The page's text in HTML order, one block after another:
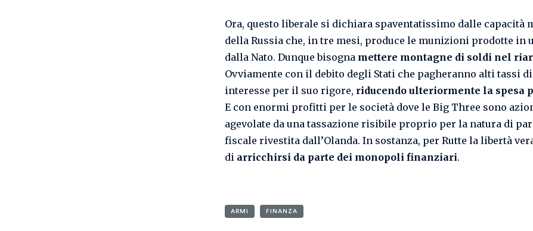
Ora, questo liberale si dichiara spaventatissimo dalle capacità
della Russia che, in tre mesi, produce le munizioni prodotte in
dalla Nato. Dunque bisogna mettere montagne di soldi nel
Ovviamente con il debito degli Stati che pagheranno alti tassi di
interesse per il suo rigore, riducendo ulteriormente la spesa
E con enormi profitti per le società dove le Big Three sono
agevolate da una tassazione risibile proprio per la natura di
fiscale rivestita dall’Olanda. In sostanza, per Rutte la libertà
di arricchirsi da parte dei monopoli finanziari.
ARMI FINANZA